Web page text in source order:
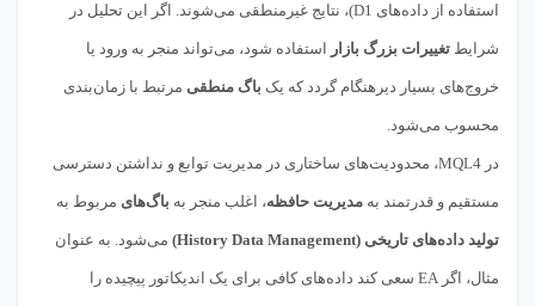
استفاده از داده‌های D1)، نتایج غیرمنطقی می‌شوند. اگر این تحلیل در
شرایط تغییرات بزرگ بازار استفاده شود، می‌تواند منجر به ورود یا
خروج‌های بسیار دیرهنگام گردد که یک باگ منطقی مرتبط با زمان‌بندی
محسوب می‌شود.
در MQL4، محدودیت‌های ساختاری در مدیریت توابع و نداشتن دسترسی
مستقیم و قدرتمند به مدیریت حافظه، اغلب منجر به باگ‌های مربوط به
تولید داده‌های تاریخی (History Data Management) می‌شود. به عنوان
مثال، اگر EA سعی کند داده‌های کافی برای یک اندیکاتور پیچیده را